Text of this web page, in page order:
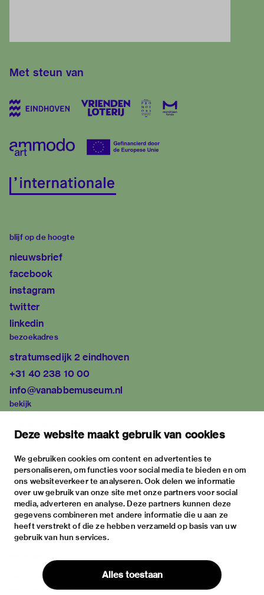
Deze website maakt gebruik van cookies
We gebruiken cookies om content en advertenties te
personaliseren, om functies voor social media te bieden en om
ons websiteverkeer te analyseren. Ook delen we informatie
over uw gebruik van onze site met onze partners voor social
media, adverteren en analyse. Deze partners kunnen deze
gegevens combineren met andere informatie die u aan ze
heeft verstrekt of die ze hebben verzameld op basis van uw
gebruik van hun services.
Alles toestaan
Met steun van
blijf op de hoogte
nieuwsbrief
facebook
instagram
twitter
linkedin
bezoekadres
stratumsedijk 2 eindhoven
+31 40 238 10 00
info@vanabbemuseum.nl
bekijk
activiteiten
praktische informatie
over
het museum
de collectie
fondsen & partners
huisregels
privacy & cookies